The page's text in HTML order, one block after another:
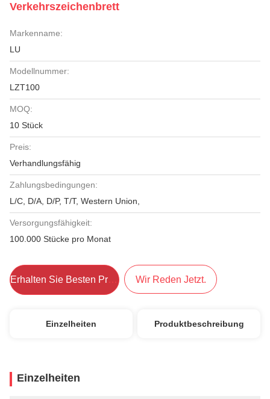
Verkehrszeichenbrett
Markenname:
LU
Modellnummer:
LZT100
MOQ:
10 Stück
Preis:
Verhandlungsfähig
Zahlungsbedingungen:
L/C, D/A, D/P, T/T, Western Union,
Versorgungsfähigkeit:
100.000 Stücke pro Monat
Erhalten Sie Besten Preis Wir Reden Jetzt.
Einzelheiten Produktbeschreibung
Einzelheiten